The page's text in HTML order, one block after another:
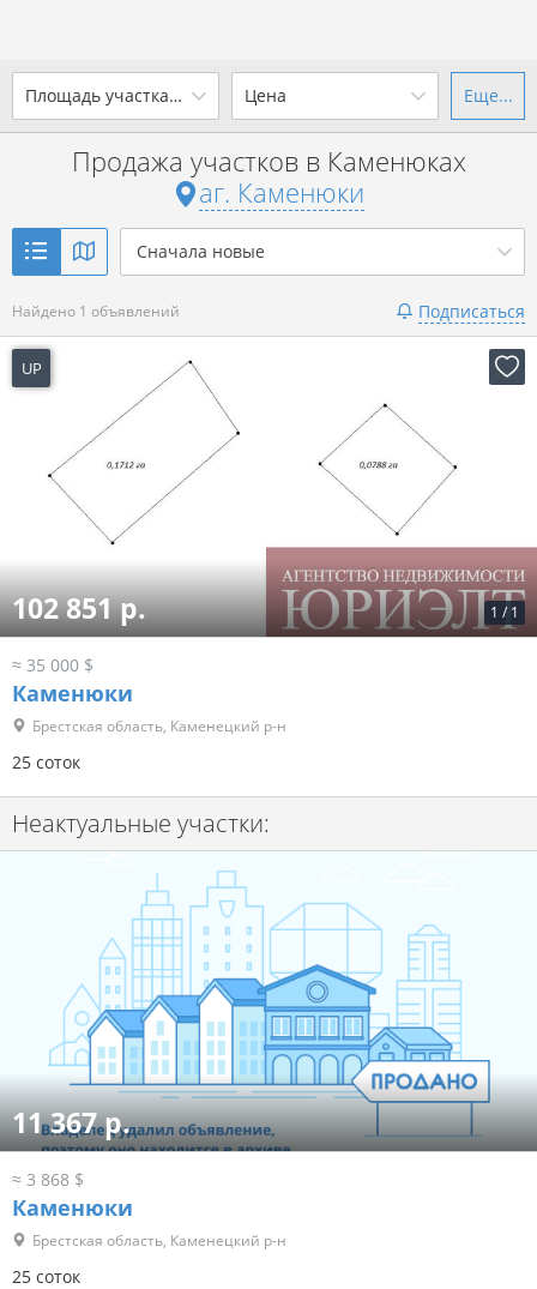
Площадь участка, сотки
до
Показать 1 объявление
Цена
от до
р. за всё
Показать 1 объявление
Еще...
Продажа участков в Каменюках
аг. Каменюки
Сначала новые
Найдено 1 объявлений Подписаться
UP
1 / 1
102 851 р.
≈ 35 000 $
Каменюки
Брестская область, Каменецкий р-н
25 соток
Неактуальные участки:
11 367 р.
≈ 3 868 $
Каменюки
Брестская область, Каменецкий р-н
25 соток
Ваш город -аг. Каменюки?
Выбрать город